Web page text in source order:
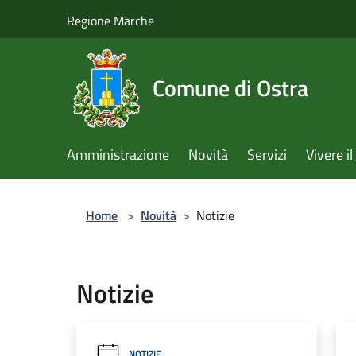
Regione Marche
Comune di Ostra
Amministrazione Novità Servizi Vivere
Home > Novità > Notizie
Notizie